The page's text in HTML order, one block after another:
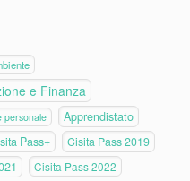
e Finanza
personale
Apprendistato
Pass+
Cisita Pass 2019
Cisita Pass 2022